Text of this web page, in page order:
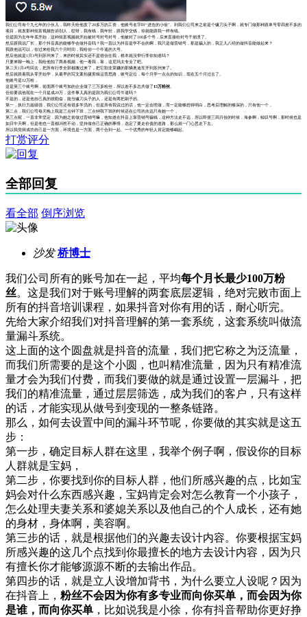
我们公司有个九七年的小伙儿，我昨天给他发了20多万的工资，他账号名字叫“进击的小徐”。到我们公司来之前是个镰刀头子啊，就专门做那种跟单号零四差不多的
项目，就发那种炫富视频告诉别人，哎呀，我有钱，我年轻，跟我学交钱，你就能跟我一样有钱。
但是因为去年年底开始，这种炫富视频就开始被封号封号封号，他被封了100多个号，后来直接给封号干崩溃了。
然后跟我说厂长，那个抖音真的能够学会做抖音吗？我一直以为抖音是学不会的啊，我只是做营销号，那是骗人的，我正儿八经的做抖音能做起来？
我跟他说可以，你过来给我六个月时间，我给你一个牛逼的大号。
然后他就是1月3号到苏州来了，来的时候其实还不是很信任我，根本就没带行李你知道吗？
只要来聊一晚上，我给他拍了两条视频，他一看我，靠，这尼玛太专业了吧。
第二天1月4号回去，把所有行李全部都搬过来了，把它割韭菜赚的那辆奥迪车开到苏州来了。
然后就跟着我从零开始学，从最早的写文案拍摄剪辑运营思路，账号定位，每个月学一点点的知识，现在五个月过去了。
他账号是12万粉，
这是第三个账号啊，前面两个账号加的企业做了三万多粉丝，所以差不多总共做了15万粉丝
但你要说他现在一个月提成20万，这件事儿真的是因为我们公司牛逼吗？
不是的，还是他自己真的很勤奋，能当镰刀头子的人，还是有两把刷子的。
第一，执行力超级强，我们公司还有很多学员的，但是所有我说过的话，他一定会照做，而一定能够想得明白，思考后理解的够深的，只有他一个，
第二点，我们公司每天晚上我是三点钟下班，三点钟我下班的时候还在公司的永远只有她一个，
第三点呢，一直非常坚定，因为她之前做过营销号嘛，他知道在抖音上靠营销号骗钱，这种方法走不远，所以即便三四月份的时候，海参啊，鲸叹号啊，那时候也是
如日中天啊，但是他也一直都岿然不动，坚持做自己正确的事情，选定了要走价值的道路，那么就一门心思走下去。
所以我觉得成功自己是一方面，环境也是一方面，两个合到一起。一个优秀的年轻人肯定能够崛起。
打赏评分
全部回复
看全部 倒序浏览
沙发 桥博士
我们公司所有的账号加在一起，平均每个月长最少100万粉
丝。这是我们对于账号理解的两套底层逻辑，绝对完败市面上
所有的抖音培训课程，如果抖音对你有用的话，耐心听完。
先给大家介绍我们对抖音理解的第一套系统，这套系统叫做流
量漏斗系统。
这上面的这个圆盘就是抖音的流量，我们把它称之为泛流量，
而我们所需要的是这个小圆，也叫精准流量，因为只有精准流
量才会为我们付费，而我们要做的就是通过设置一层漏斗，把
我们的精准流量，通过层层筛选，成为我们的客户，只有这样
的话，才能实现从做号到变现的一整条链路。
那么，如何去设置中间的漏斗环节呢，你要做的其实就是这五
步：
第一步，确定目标人群在这里，我举个例子啊，假设你的目标
人群就是宝妈，
第二步，你要找到你的目标人群，他们所感兴趣的点，比如宝
妈会对什么东西感兴趣，宝妈肯定会对怎么教育一个小孩子，
怎么处理夫妻关系和婆媳关系以及他自己的个人成长，还有她
的身材，身体啊，美容啊。
第三步的话，就是根据他们的兴趣去设计内容。你要根据宝妈
所感兴趣的这几个点找到你最擅长的地方去设计内容，因为只
有擅长你才能够源源不断的去输出作品。
第四步的话，就是立人设增加背书，为什么要立人设呢？因为
在抖音上， 粉丝不会因为你有多专业而向你买单，而会因为你
是谁，而向你买单 ，比如说我是小徐，你有抖音帮助你更好挣